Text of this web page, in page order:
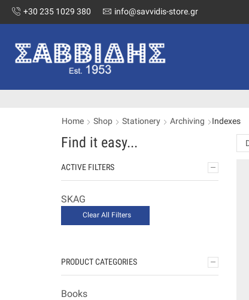
+30 235 1029 380 info@savvidis-store.gr
Home Shop Stationery Archiving Indexes
Find it easy...
ACTIVE FILTERS
SKAG
Clear All Filters
PRODUCT CATEGORIES
Books